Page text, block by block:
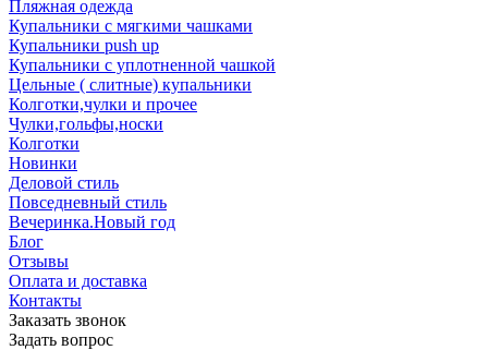
Пляжная одежда
Купальники с мягкими чашками
Купальники push up
Купальники с уплотненной чашкой
Цельные ( слитные) купальники
Колготки,чулки и прочее
Чулки,гольфы,носки
Колготки
Новинки
Деловой стиль
Повседневный стиль
Вечеринка.Новый год
Блог
Отзывы
Оплата и доставка
Контакты
Заказать звонок
Задать вопрос